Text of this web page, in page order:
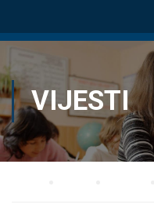
VIJESTI